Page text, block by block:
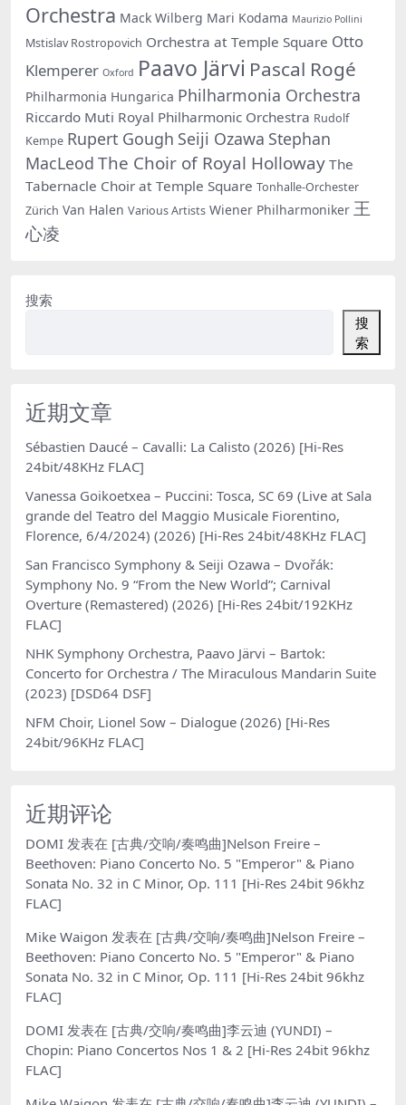
Orchestra Mack Wilberg Mari Kodama Maurizio Pollini
Mstislav Rostropovich Orchestra at Temple Square Otto
Klemperer Oxford Paavo Järvi Pascal Rogé
Philharmonia Hungarica Philharmonia Orchestra
Riccardo Muti Royal Philharmonic Orchestra Rudolf
Kempe Rupert Gough Seiji Ozawa Stephan
MacLeod The Choir of Royal Holloway The
Tabernacle Choir at Temple Square Tonhalle-Orchester
Zürich Van Halen Various Artists Wiener Philharmoniker 王
心凌
搜索
搜
索
近期文章
Sébastien Daucé – Cavalli: La Calisto (2026) [Hi-Res
24bit/48KHz FLAC]
Vanessa Goikoetxea – Puccini: Tosca, SC 69 (Live at Sala
grande del Teatro del Maggio Musicale Fiorentino,
Florence, 6/4/2024) (2026) [Hi-Res 24bit/48KHz FLAC]
San Francisco Symphony & Seiji Ozawa – Dvořák:
Symphony No. 9 “From the New World”; Carnival
Overture (Remastered) (2026) [Hi-Res 24bit/192KHz
FLAC]
NHK Symphony Orchestra, Paavo Järvi – Bartok:
Concerto for Orchestra / The Miraculous Mandarin Suite
(2023) [DSD64 DSF]
NFM Choir, Lionel Sow – Dialogue (2026) [Hi-Res
24bit/96KHz FLAC]
近期评论
DOMI 发表在 [古典/交响/奏鸣曲]Nelson Freire –
Beethoven: Piano Concerto No. 5 "Emperor" & Piano
Sonata No. 32 in C Minor, Op. 111 [Hi-Res 24bit 96khz
FLAC]
Mike Waigon 发表在 [古典/交响/奏鸣曲]Nelson Freire –
Beethoven: Piano Concerto No. 5 "Emperor" & Piano
Sonata No. 32 in C Minor, Op. 111 [Hi-Res 24bit 96khz
FLAC]
DOMI 发表在 [古典/交响/奏鸣曲]李云迪 (YUNDI) –
Chopin: Piano Concertos Nos 1 & 2 [Hi-Res 24bit 96khz
FLAC]